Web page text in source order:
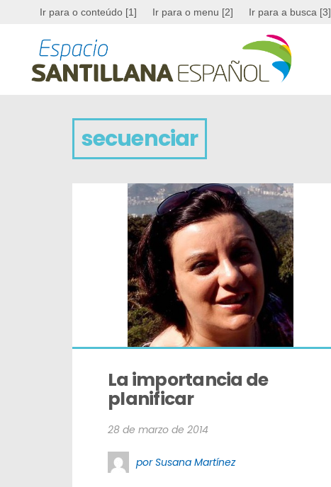
Ir para o conteúdo [1] Ir para o menu [2] Ir para a busca [3]
secuenciar
La importancia de
planificar
28 de marzo de 2014
por Susana Martínez